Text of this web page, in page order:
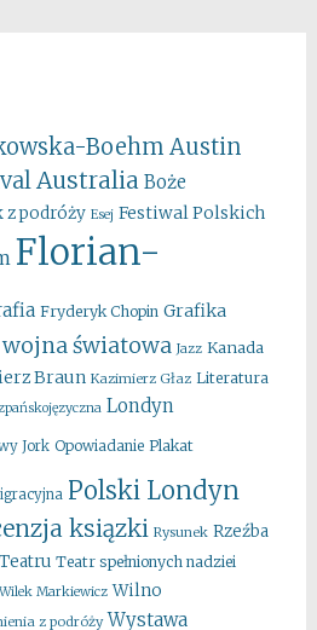
Boehm Austin
Australia Boże
podróży Esej Festiwal Polskich
Florian-
Fryderyk Chopin Grafika
światowa Jazz Kanada
Braun Kazimierz Głaz Literatura
Londyn
Jork Opowiadanie Plakat
Polski Londyn
ksiązki Rysunek Rzeźba
Teatr spełnionych nadziei
Markiewicz Wilno
z podróży Wystawa